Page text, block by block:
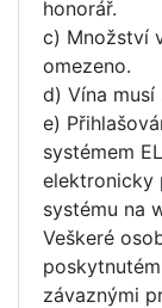
honorář.
c) Množství
omezeno.
d) Vína
e)
systémem
elektronicky
systému na
Veškeré
závaznými